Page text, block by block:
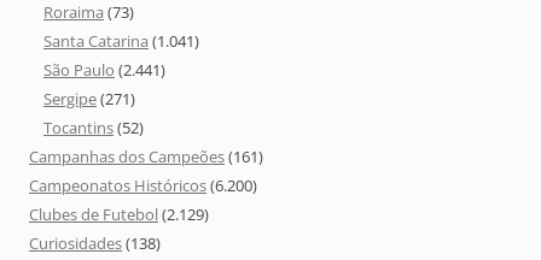
Roraima (73)
Santa Catarina (1.041)
São Paulo (2.441)
Sergipe(271)
Tocantins(52)
Campanhas dos Campeões(161)
Campeonatos Históricos(6.200)
Clubes de Futebol(2.129)
Curiosidades(138)